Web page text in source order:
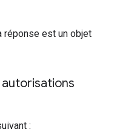
réponse est un objet
: